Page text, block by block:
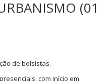
(01
de bolsistas.
com início em